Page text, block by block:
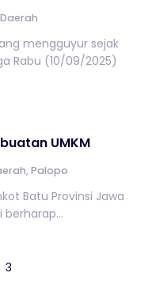
Daerah
mengguyur sejak
Rabu (10/09/2025)
UMKM
,Palopo
Batu Provinsi Jawa
berharap...
3